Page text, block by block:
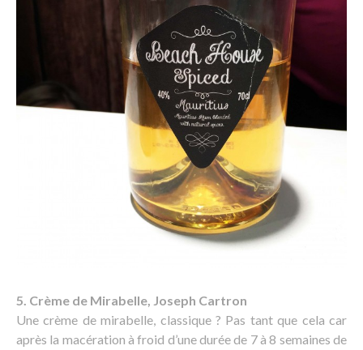
5. Crème de Mirabelle, Joseph Cartron
Une crème de mirabelle, classique ? Pas tant que cela car
après la macération à froid d’une durée de 7 à 8 semaines de